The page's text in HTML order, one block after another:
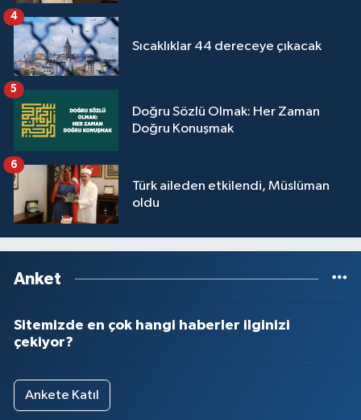
Sıcaklıklar 44 dereceye çıkacak
4
Doğru Sözlü Olmak: Her Zaman
Doğru Konuşmak
5
Türk aileden etkilendi, Müslüman
oldu
6
Anket
Sitemizde en çok hangi haberler ilginizi
çekiyor?
Ankete Katıl